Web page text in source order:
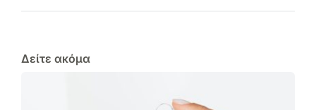
Δείτε ακόμα